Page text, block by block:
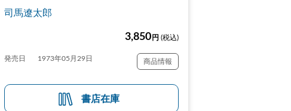
司馬遼太郎
3,850 円 (税込)
発売日 1973年05月29日 商品情報
書店在庫